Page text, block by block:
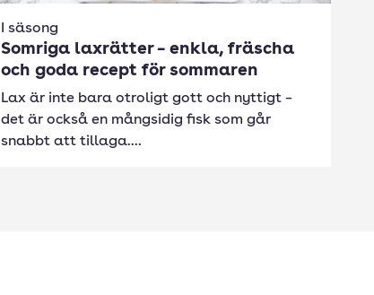
I säsong
Somriga laxrätter – enkla, fräscha
och goda recept för sommaren
Lax är inte bara otroligt gott och nyttigt –
det är också en mångsidig fisk som går
snabbt att tillaga....